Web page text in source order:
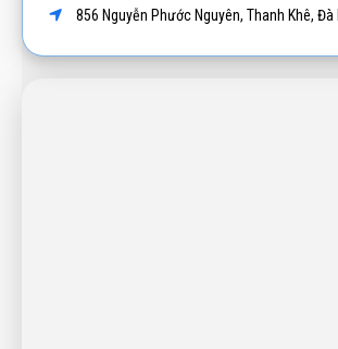
856 Nguyễn Phước Nguyên, Thanh Khê, Đà